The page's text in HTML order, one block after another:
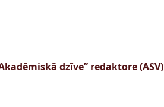
dzīve” redaktore (ASV)